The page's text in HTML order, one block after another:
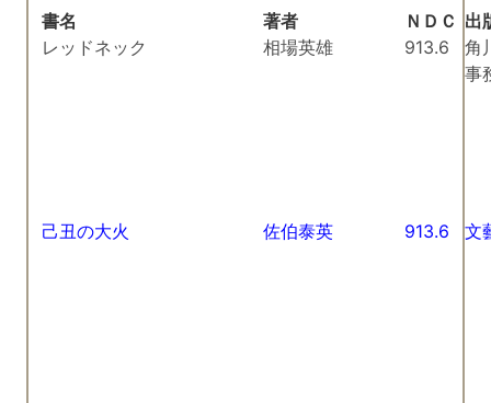
書名 著者 ＮＤＣ 出
レッドネック
相場英雄 913.6
角
事
己丑の大火 佐伯泰英 913.6 文